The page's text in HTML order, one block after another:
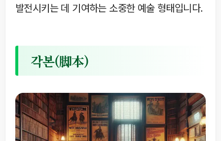
발전시키는 데 기여하는 소중한 예술 형태입니다.
각본(脚本)